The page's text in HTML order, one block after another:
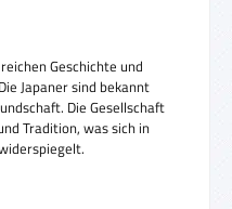
Geschichte und
Japaner sind bekannt
Die Gesellschaft
Tradition, was sich in